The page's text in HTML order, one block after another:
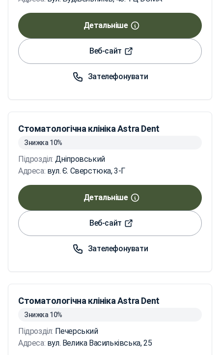
Детальніше
Веб-сайт
Зателефонувати
Стоматологічна клініка Astra Dent
Знижка 10%
Підрозділ: Дніпровський
Адреса: вул. Є. Сверстюка, 3-Г
Детальніше
Веб-сайт
Зателефонувати
Стоматологічна клініка Astra Dent
Знижка 10%
Підрозділ: Печерський
Адреса: вул. Велика Васильківська, 25